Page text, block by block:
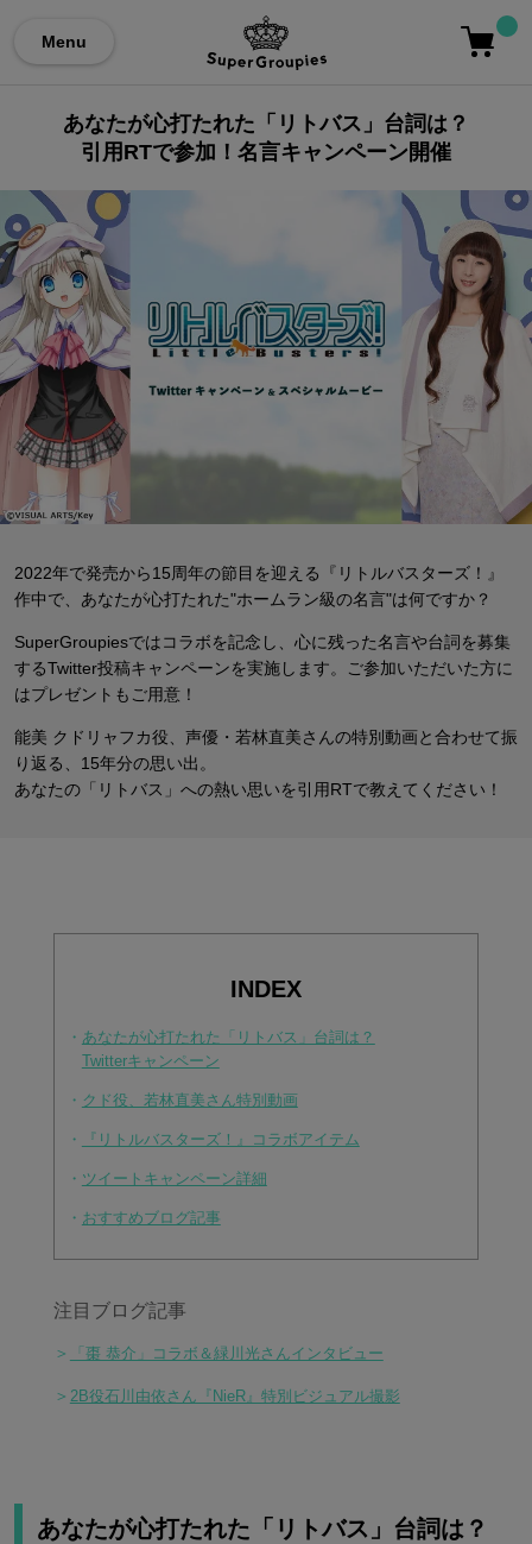
Menu
あなたが心打たれた「リトバス」台詞は？
引用RTで参加！名言キャンペーン開催
2022年で発売から15周年の節目を迎える『リトルバスターズ！』
作中で、あなたが心打たれた"ホームラン級の名言"は何ですか？
SuperGroupiesではコラボを記念し、 心に残った名言や台詞を募集
するTwitter投稿キャンペーンを実施します。
ご参加いただいた方に
はプレゼントもご用意！
能美 クドリャフカ役、声優・若林直美さんの特別動画と合わせて振
り返る、15年分の思い出。
あなたの「リトバス」への熱い思いを引用RTで教えてください！
INDEX
・ あなたが心打たれた「リトバス」台詞は？
Twitterキャンペーン
・ クド役、若林直美さん特別動画
・ 『リトルバスターズ！』コラボアイテム
・ ツイートキャンペーン詳細
・ おすすめブログ記事
注目ブログ記事
＞ 「棗 恭介」コラボ＆緑川光さんインタビュー
＞ 2B役石川由依さん『NieR』特別ビジュアル撮影
あなたが心打たれた「リトバス」台詞は？